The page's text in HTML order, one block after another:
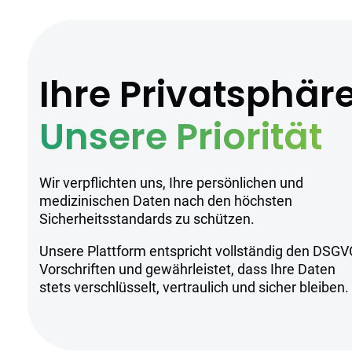
Ihre
Unsere Priorität
Wir verpflichten uns, Ihre persönlichen und
medizinischen Daten nach den höchsten
Sicherheitsstandards zu schützen.
Unsere Plattform entspricht vollständig den
Vorschriften und gewährleistet, dass Ihre Daten
stets verschlüsselt, vertraulich und sicher bleiben.